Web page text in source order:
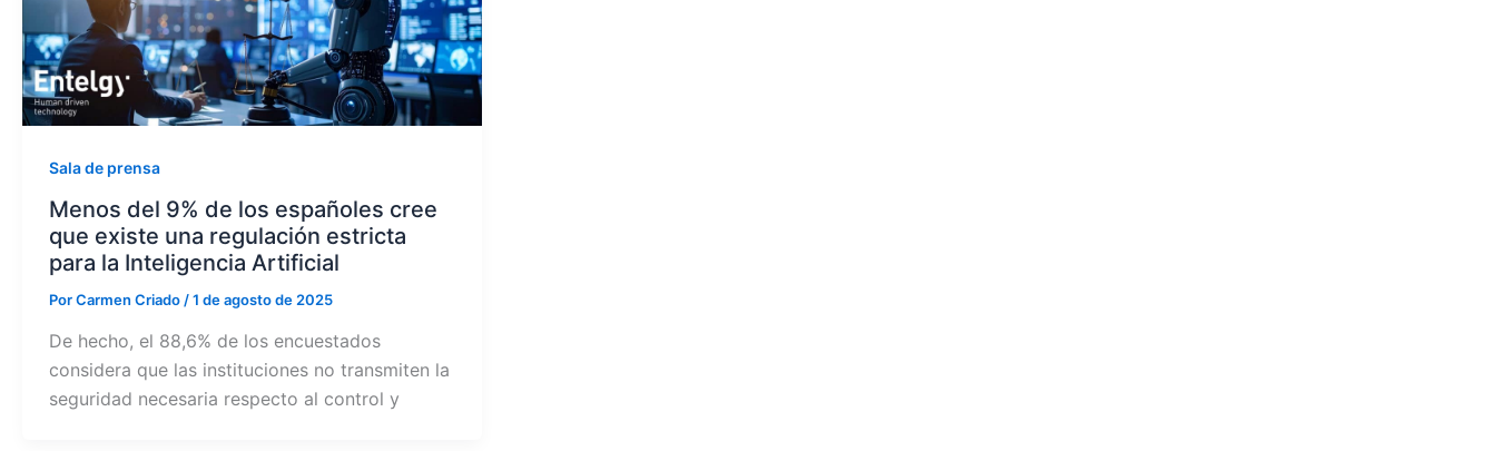
Sala de prensa
Menos del 9% de los españoles cree
que existe una regulación estricta
para la Inteligencia Artificial
PorCarmen Criado /1 de agosto de 2025
De hecho, el 88,6% de los encuestados
considera que las instituciones no transmiten la
seguridad necesaria respecto al control y